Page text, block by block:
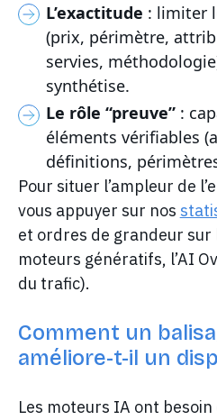
L’exactitude : limiter
(prix, périmètre,
servies,
synthétise.
Le rôle “preuve” :
éléments vérifiables
définitions,
Pour situer l’ampleur de
vous appuyer sur nos
et ordres de grandeur sur
moteurs génératifs, l’AI
du trafic).
Comment un
améliore-t-il un
Les moteurs IA ont besoin